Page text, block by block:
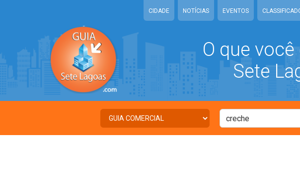
CIDADE NOTÍCIAS EVENTOS
O que
Sete